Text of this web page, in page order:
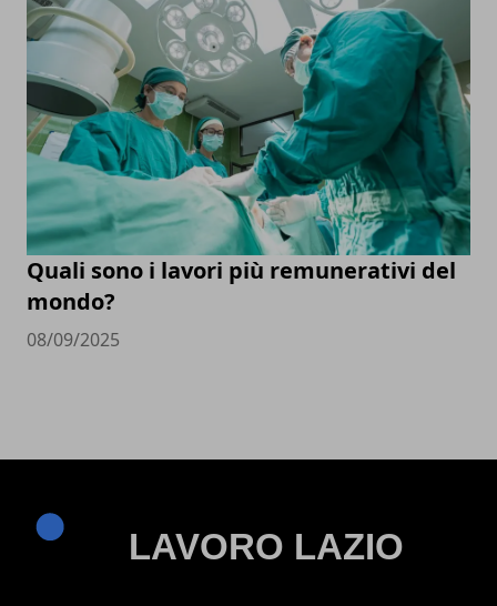
Quali sono i lavori più remunerativi del
mondo?
08/09/2025